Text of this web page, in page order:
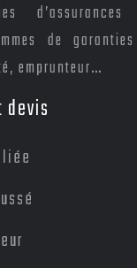
de
emprunteur…